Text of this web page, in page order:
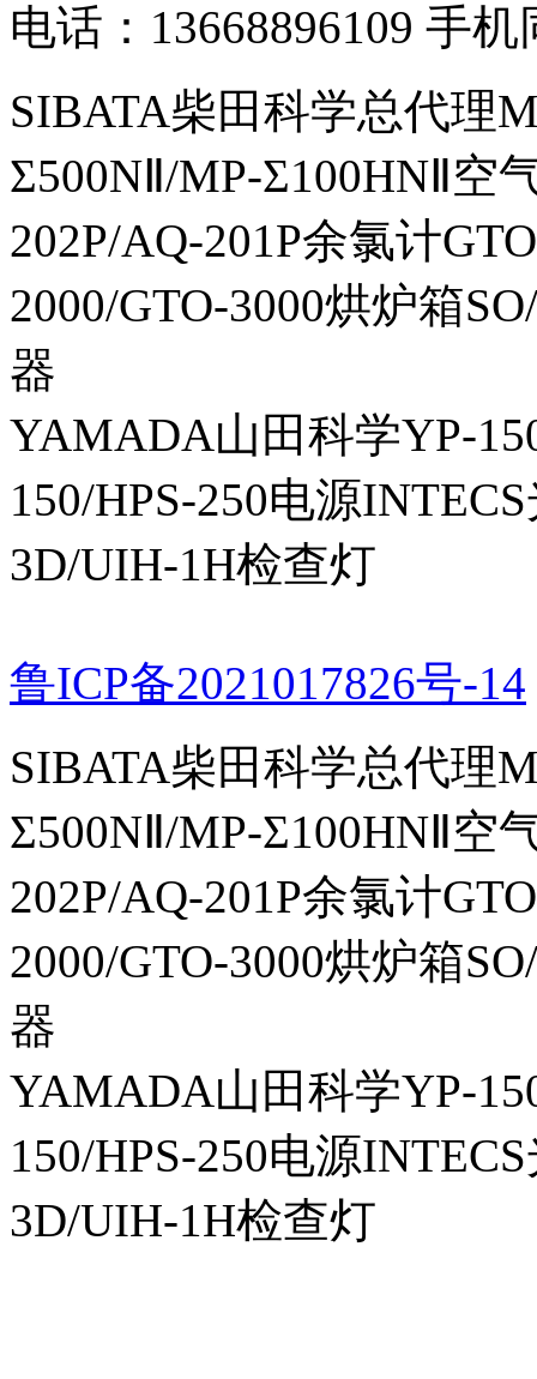
电话：13668896109 手机
SIBATA柴田科学总代理
Σ500NⅡ/MP-Σ100HNⅡ空
202P/AQ-201P余氯计
2000/GTO-3000烘炉箱
器
YAMADA山田科学YP-
150/HPS-250电源
3D/UIH-1H检查灯
鲁ICP备2021017826号-14
SIBATA柴田科学总代理
Σ500NⅡ/MP-Σ100HNⅡ空
202P/AQ-201P余氯计
2000/GTO-3000烘炉箱
器
YAMADA山田科学YP-
150/HPS-250电源
3D/UIH-1H检查灯